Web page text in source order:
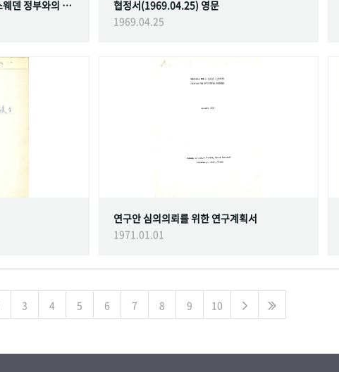
가족계획 분야 협력을 위한 스웨덴 정부와의 협정
협정서(1969.04.25) 영문
1969.04.25
연구안 심의의뢰를 위한 연구계획서
1971.01.01
3 4 5 6 7 8 9 10